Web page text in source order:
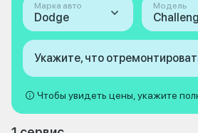
Марка авто
Dodge
Модель
Укажите, что
Чтобы увидеть цены, укажите